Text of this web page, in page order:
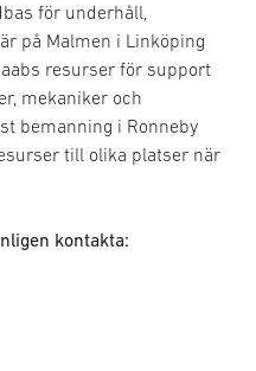
för underhåll,
på Malmen i Linköping
resurser för support
mekaniker och
bemanning i Ronneby
till olika platser när
kontakta: